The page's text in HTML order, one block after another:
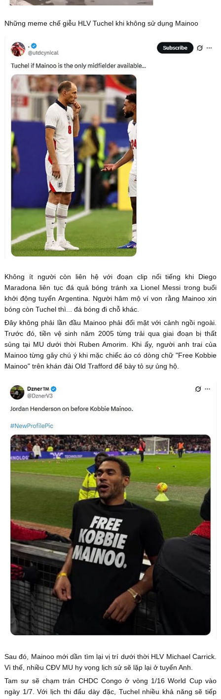
Những meme chế giễu HLV Tuchel khi không sử dụng Mainoo
Không ít người còn liên hệ với đoạn clip nổi tiếng khi Diego
Maradona liên tục đá quả bóng tránh xa Lionel Messi trong buổi
khởi động tuyển Argentina. Người hâm mộ ví von rằng Mainoo xin
bóng còn Tuchel thì... đá bóng đi chỗ khác.
Đây không phải lần đầu Mainoo phải đối mặt với cảnh ngồi ngoài.
Trước đó, tiền vệ sinh năm 2005 từng trải qua giai đoạn bị thất
sủng tại MU dưới thời Ruben Amorim. Khi ấy, người anh trai của
Mainoo từng gây chú ý khi mặc chiếc áo có dòng chữ "Free Kobbie
Mainoo" trên khán đài Old Trafford để bày tỏ sự ủng hộ.
Sau đó, Mainoo mới dần tìm lại vị trí dưới thời HLV Michael Carrick.
Vì thế, nhiều CĐV MU hy vọng lịch sử sẽ lặp lại ở tuyển Anh.
Tam sư sẽ chạm trán CHDC Congo ở vòng 1/16 World Cup vào
ngày 1/7. Với lịch thi đấu dày đặc, Tuchel nhiều khả năng sẽ tiếp